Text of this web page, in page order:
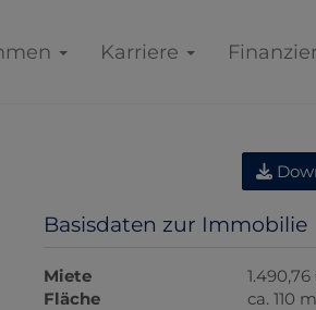
Karriere
Basisdaten zur Immobilie
Miete
Fläche
ca. 110